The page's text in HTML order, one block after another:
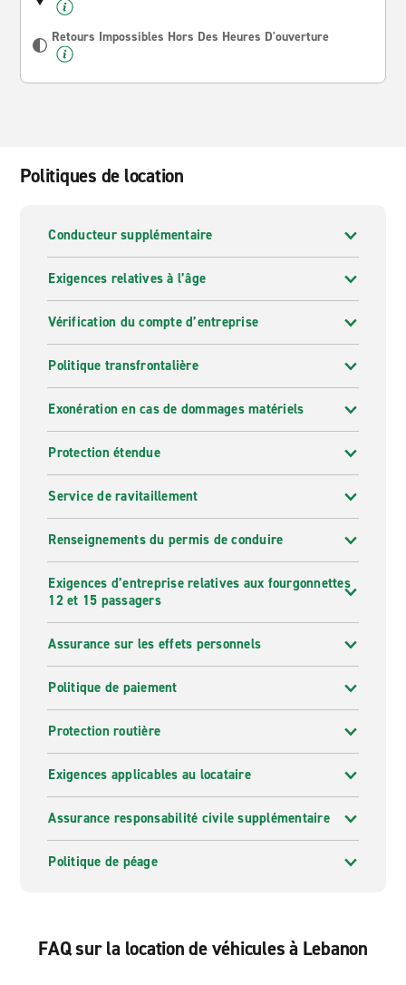
Retours Impossibles Hors Des Heures D'ouverture
Politiques de location
Conducteur supplémentaire
Exigences relatives à l’âge
Vérification du compte d’entreprise
Politique transfrontalière
Exonération en cas de dommages matériels
Protection étendue
Service de ravitaillement
Renseignements du permis de conduire
Exigences d’entreprise relatives aux fourgonnettes
12 et 15 passagers
Assurance sur les effets personnels
Politique de paiement
Protection routière
Exigences applicables au locataire
Assurance responsabilité civile supplémentaire
Politique de péage
FAQ sur la location de véhicules à Lebanon